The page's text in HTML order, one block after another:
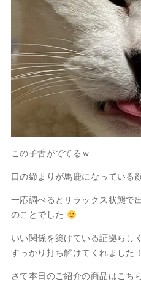
この子舌がでてるｗ
口の締まりが馬鹿になっている
一応調べるとリラックス状態で
のことでした
いい関係を築けている証拠らし
すっかり打ち解けてくれました！
さて本日のご紹介の商品はこち